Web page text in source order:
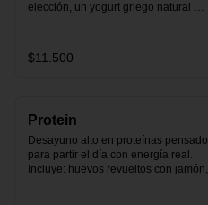
elección, un yogurt griego natural
Breakfast y granola (endulzada con
miel), más un café o té a elección y un
$11.500
Protein
Desayuno alto en proteínas pensado
para partir el día con energía real.
Incluye: huevos revueltos con jamón,